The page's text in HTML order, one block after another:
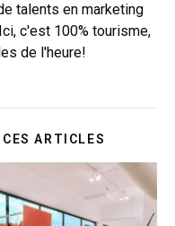
talents en marketing
c'est 100% tourisme,
de l'heure!
ARTICLES